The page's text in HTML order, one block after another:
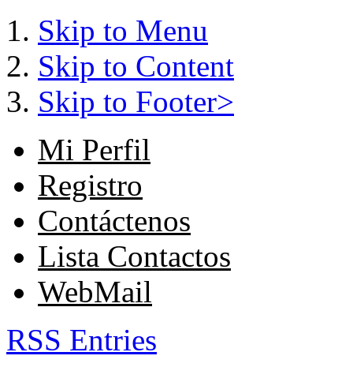
Skip to Menu
Skip to Content
Skip to Footer>
Mi Perfil
Registro
Contáctenos
Lista Contactos
WebMail
RSS Entries